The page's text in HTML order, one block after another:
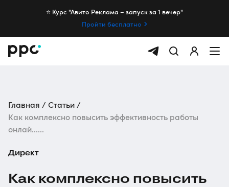
⭐️ Курс "Авито Реклама – запуск за 1 вечер"
Пройти бесплатно
Главная
Статьи
Как комплексно повысить эффективность работы
онлай......
Директ
Как комплексно повысить